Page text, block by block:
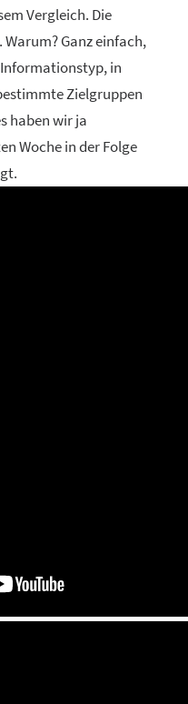
Vergleich. Die
Ganz einfach,
in
Zielgruppen
haben wir ja
Woche in der Folge